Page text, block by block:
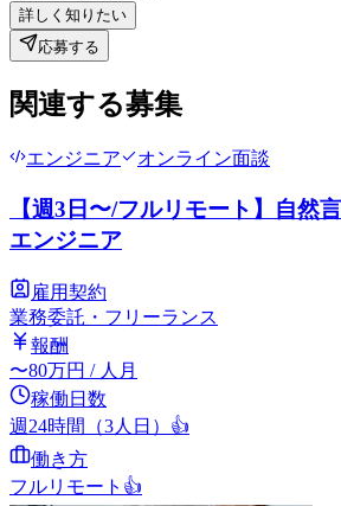
詳しく知りたい
応募する
関連する募集
エンジニア オンライン面談
【週3日〜/フルリモート】自然
エンジニア
雇用契約
業務委託・フリーランス
報酬
〜80万円 / 人月
稼働日数
週24時間（3人日） 👍
働き方
フルリモート 👍